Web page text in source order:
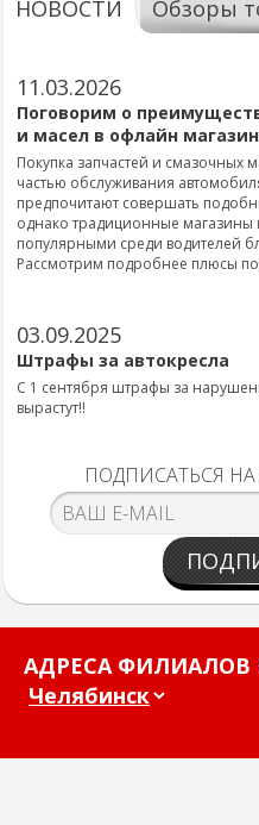
НОВОСТИ Обзоры
11.03.2026
Поговорим о
и масел в офлайн
Покупка запчастей и смазочных
частью обслуживания
предпочитают совершать
однако традиционные магазины
популярными среди водителей
Рассмотрим подробнее плюсы
03.09.2025
Штрафы за автокресла
С 1 сентября штрафы за
вырастут!!
ПОДПИСАТЬСЯ
АДРЕСА ФИЛИАЛОВ